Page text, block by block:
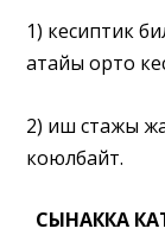
1) кесиптик
атайы орто
2) иш стажы
коюлбайт.
СЫНАККА